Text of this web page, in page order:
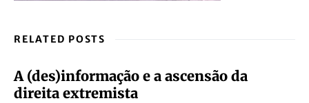
RELATED POSTS
A (des)informação e a ascensão da
direita extremista